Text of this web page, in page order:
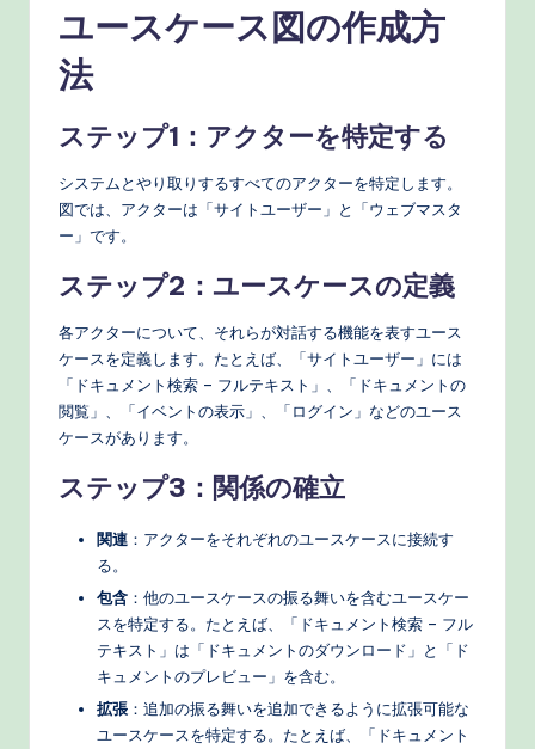
ユースケース図の作成方
法
ステップ1：アクターを特定する
システムとやり取りするすべてのアクターを特定します。
図では、アクターは「サイトユーザー」と「ウェブマスタ
ー」です。
ステップ2：ユースケースの定義
各アクターについて、それらが対話する機能を表すユース
ケースを定義します。たとえば、「サイトユーザー」には
「ドキュメント検索 – フルテキスト」、「ドキュメントの
閲覧」、「イベントの表示」、「ログイン」などのユース
ケースがあります。
ステップ3：関係の確立
関連 ：アクターをそれぞれのユースケースに接続す
る。
包含 ：他のユースケースの振る舞いを含むユースケー
スを特定する。たとえば、「ドキュメント検索 – フル
テキスト」は「ドキュメントのダウンロード」と「ド
キュメントのプレビュー」を含む。
拡張 ：追加の振る舞いを追加できるように拡張可能な
ユースケースを特定する。たとえば、「ドキュメント